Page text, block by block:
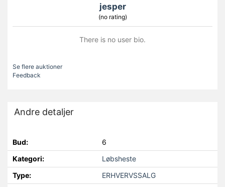
jesper
(no rating)
There is no user bio.
Se flere auktioner
Feedback
Andre detaljer
Bud:
6
Kategori:
Løbsheste
Type:
ERHVERVSSALG